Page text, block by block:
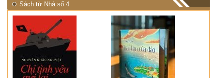
Sách từ Nhà số 4